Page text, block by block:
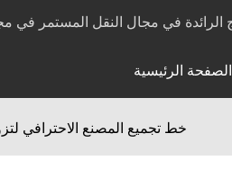
الصفحة الرئيسية
خط تجميع المصنع الاحترافي